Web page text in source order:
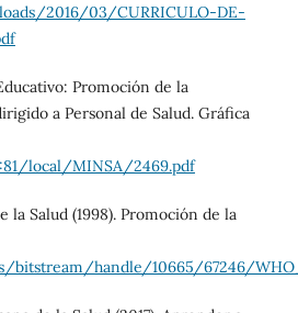
2016/03/CURRICULO-DE-
Promoción de la
a Personal de Salud. Gráfica
local/MINSA/2469.pdf
Salud (1998). Promoción de la
handle/10665/67246/